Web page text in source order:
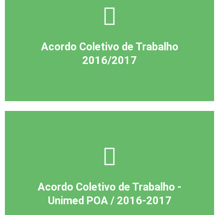
Acordo Coletivo de Trabalho
2016/2017
Acordo Coletivo de Trabalho -
Unimed POA / 2016-2017